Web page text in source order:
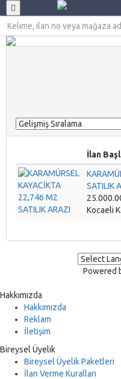
İlan
SATILIK
Kocaeli
Powered
Hakkımızda
Hakkımızda
Reklam
İletişim
Bireysel Üyelik
Bireysel Üyelik Paketleri
İlan Verme Kuralları